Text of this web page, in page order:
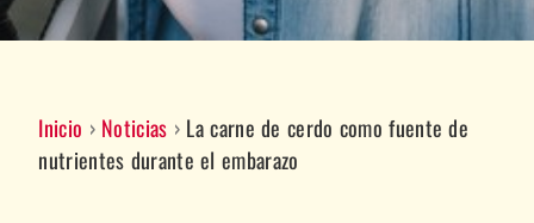
Inicio › Noticias › La carne de cerdo como fuente de
nutrientes durante el embarazo